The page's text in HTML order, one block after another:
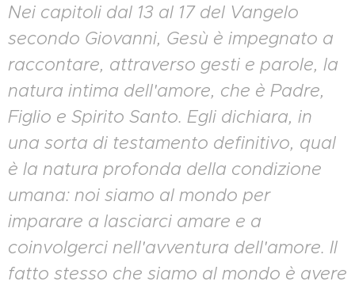
Nei capitoli dal 13 al 17 del Vangelo
secondo Giovanni, Gesù è impegnato a
raccontare, attraverso gesti e parole, la
natura intima dell'amore, che è Padre,
Figlio e Spirito Santo. Egli dichiara, in
una sorta di testamento definitivo, qual
è la natura profonda della condizione
umana: noi siamo al mondo per
imparare a lasciarci amare e a
coinvolgerci nell'avventura dell'amore. Il
fatto stesso che siamo al mondo è avere